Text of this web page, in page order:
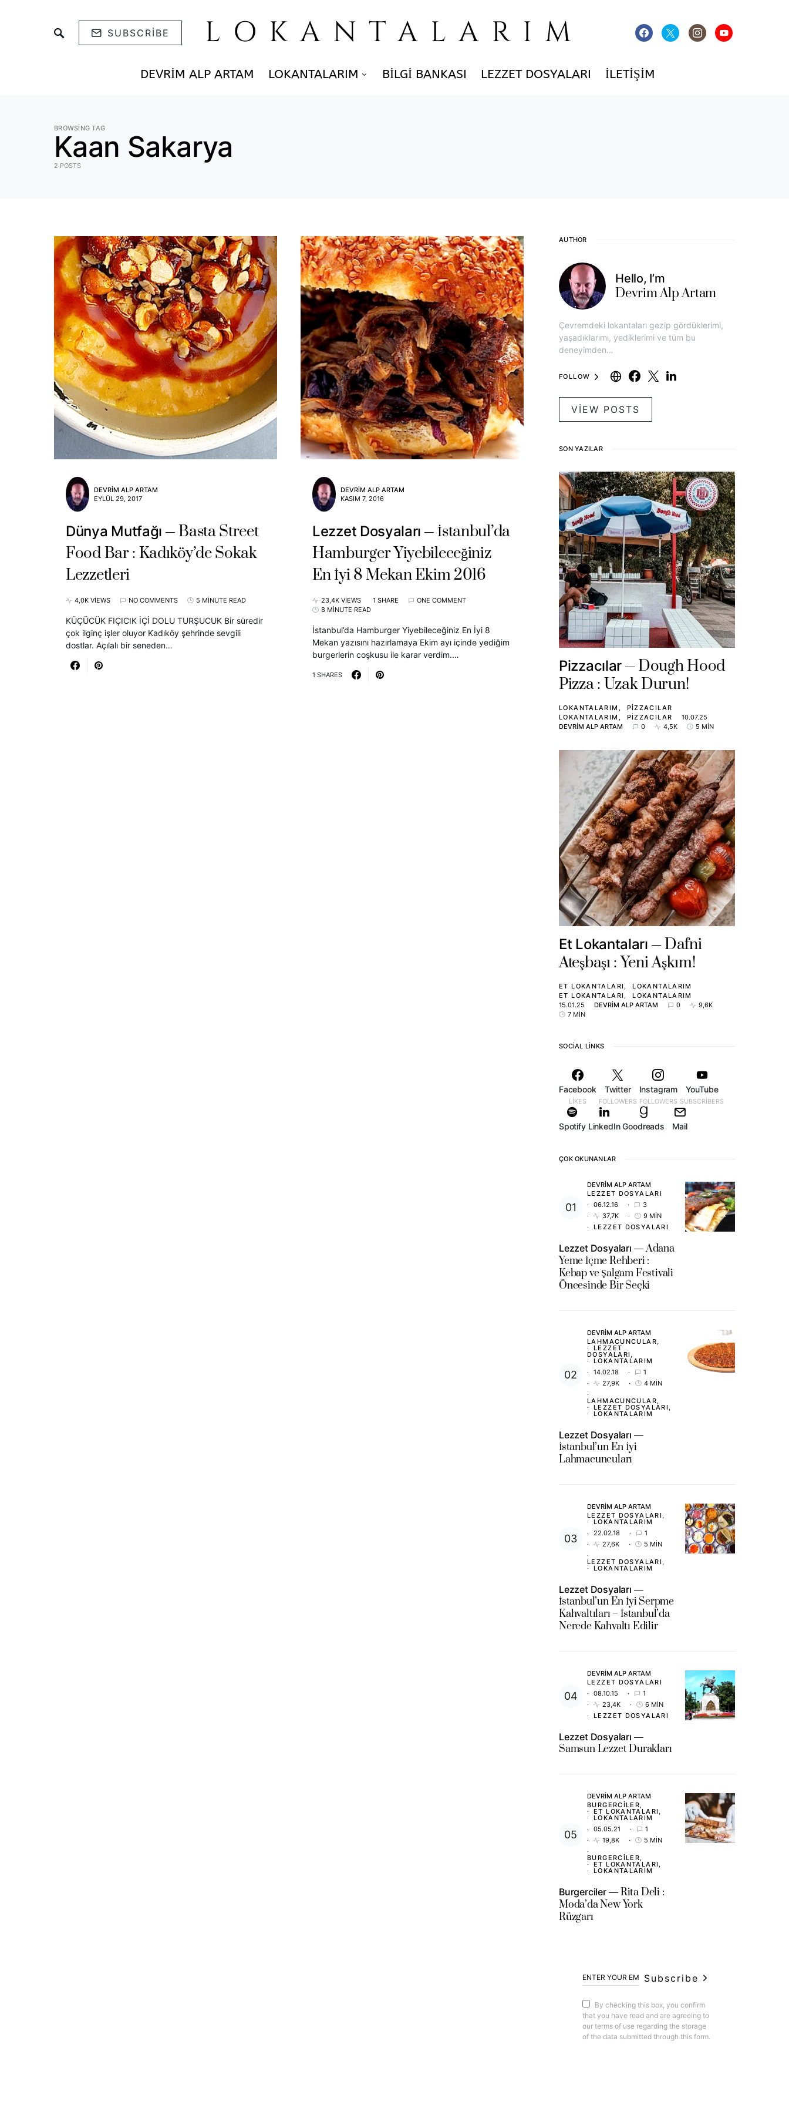
SUBSCRIBE LOKANTALARIM
DEVRIM ALP ARTAM LOKANTALARIM BILGI BANKASI LEZZET DOSYALARI İLETIŞIM
BROWSING TAG
Kaan Sakarya
2 POSTS
DEVRIM ALP ARTAM
EYLÜL 29, 2017
Dünya Mutfağı
Basta Street
Food Bar : Kadıköy’de Sokak
Lezzetleri
4,0K VIEWS NO COMMENTS 5 MINUTE READ
KÜÇÜCÜK FIÇICIK İÇİ DOLU TURŞUCUK Bir süredir
çok ilginç işler oluyor Kadıköy şehrinde sevgili
dostlar. Açılalı bir seneden…
DEVRIM ALP ARTAM
KASIM 7, 2016
Lezzet Dosyaları
İstanbul’da
Hamburger Yiyebileceğiniz
En İyi 8 Mekan Ekim 2016
23,4K VIEWS 1 SHARE
ONE COMMENT
8 MINUTE READ
İstanbul’da Hamburger Yiyebileceğiniz En İyi 8
Mekan yazısını hazırlamaya Ekim ayı içinde yediğim
burgerlerin coşkusu ile karar verdim.…
1 SHARES
AUTHOR
Hello, I’m
Devrim Alp Artam
Çevremdeki lokantaları gezip gördüklerimi,
yaşadıklarımı, yediklerimi ve tüm bu
deneyimden…
FOLLOW
VIEW POSTS
SON YAZILAR
Pizzacılar
Dough Hood
Pizza : Uzak Durun!
LOKANTALARIM
PIZZACILAR
LOKANTALARIM
PIZZACILAR
10.07.25
DEVRIM ALP ARTAM
0 4,5K 5 MIN
Et Lokantaları
Dafni
Ateşbaşı : Yeni Aşkım!
ET LOKANTALARI
LOKANTALARIM
ET LOKANTALARI
LOKANTALARIM
15.01.25
DEVRIM ALP ARTAM 0
9,6K
7 MIN
SOCIAL LINKS
Facebook
LIKES
Twitter
FOLLOWERS
Instagram
FOLLOWERS
YouTube
SUBSCRIBERS
Spotify LinkedIn Goodreads Mail
ÇOK OKUNANLAR
DEVRIM ALP ARTAM
LEZZET DOSYALARI
06.12.16
3
37,7K
9 MIN
LEZZET DOSYALARI
Lezzet Dosyaları
Adana
Yeme İçme Rehberi :
Kebap ve Şalgam Festivali
Öncesinde Bir Seçki
DEVRIM ALP ARTAM
LAHMACUNCULAR
LEZZET
DOSYALARI
LOKANTALARIM
14.02.18
1
27,9K
4 MIN
LAHMACUNCULAR
LEZZET DOSYALARI
LOKANTALARIM
Lezzet Dosyaları
İstanbul’un En İyi
Lahmacuncuları
DEVRIM ALP ARTAM
LEZZET DOSYALARI
LOKANTALARIM
22.02.18
1
27,6K
5 MIN
LEZZET DOSYALARI
LOKANTALARIM
Lezzet Dosyaları
İstanbul’un En İyi Serpme
Kahvaltıları – İstanbul’da
Nerede Kahvaltı Edilir
DEVRIM ALP ARTAM
LEZZET DOSYALARI
08.10.15
1
23,4K
6 MIN
LEZZET DOSYALARI
Lezzet Dosyaları
Samsun Lezzet Durakları
DEVRIM ALP ARTAM
BURGERCILER
ET LOKANTALARI
LOKANTALARIM
05.05.21
1
19,8K
5 MIN
BURGERCILER
ET LOKANTALARI
LOKANTALARIM
Burgerciler
Rita Deli :
Moda’da New York
Rüzgarı
Subscribe
By checking this box, you confirm
that you have read and are agreeing to
our terms of use regarding the storage
of the data submitted through this form.